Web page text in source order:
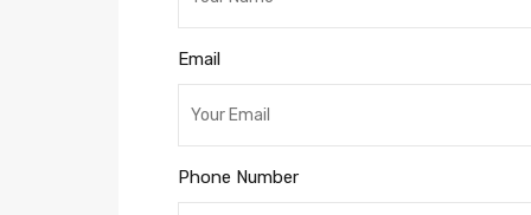
Email
Phone Number